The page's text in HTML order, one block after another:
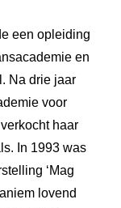
een opleiding
en
Na drie jaar
voor
haar
In 1993 was
‘Mag
lovend